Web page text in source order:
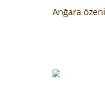
Anğara özeni